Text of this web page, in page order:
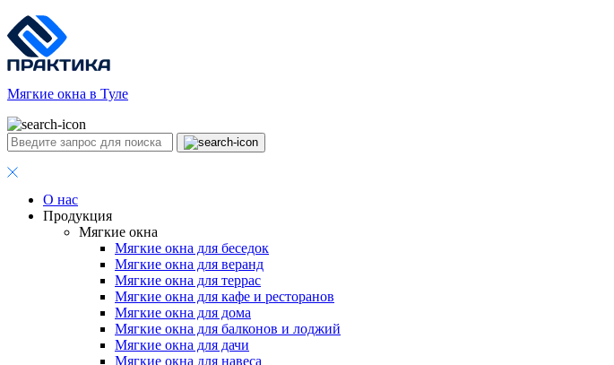
Мягкие окна в Туле
О нас
Продукция
Мягкие окна
Мягкие окна для беседок
Мягкие окна для веранд
Мягкие окна для террас
Мягкие окна для кафе и ресторанов
Мягкие окна для дома
Мягкие окна для балконов и лоджий
Мягкие окна для дачи
Мягкие окна для навеса